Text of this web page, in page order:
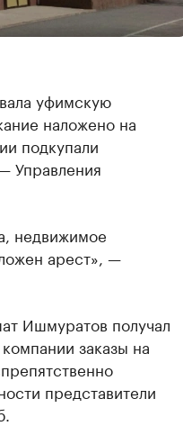
уфимскую
наложено на
подкупали
Управления
недвижимое
арест», —
Ишмуратов получал
заказы на
представители